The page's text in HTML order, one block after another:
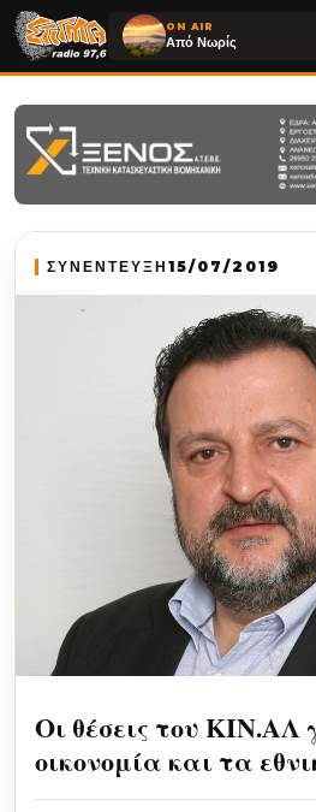
ON AIR
Από Νωρίς
ΣΥΝΕΝΤΕΥΞΗ 15/07/2019
Οι θέσεις του ΚΙΝ.ΑΛ
οικονομία και τα